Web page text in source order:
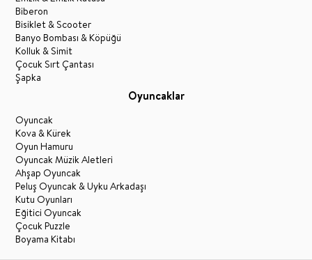
Biberon
Bisiklet & Scooter
Banyo Bombası & Köpüğü
Kolluk & Simit
Çocuk Sırt Çantası
Şapka
Oyuncaklar
Oyuncak
Kova & Kürek
Oyun Hamuru
Oyuncak Müzik Aletleri
Ahşap Oyuncak
Peluş Oyuncak & Uyku Arkadaşı
Kutu Oyunları
Eğitici Oyuncak
Çocuk Puzzle
Boyama Kitabı